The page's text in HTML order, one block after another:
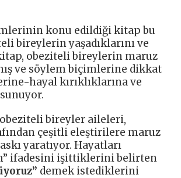
konu edildiği kitap bu
bireylerin yaşadıklarını ve
obeziteli bireylerin maruz
ve söylem biçimlerine dikkat
hayal kırıklıklarına ve
bireyler aileleri,
çeşitli eleştirilere maruz
yaratıyor. Hayatları
ifadesini işittiklerini belirten
demek istediklerini